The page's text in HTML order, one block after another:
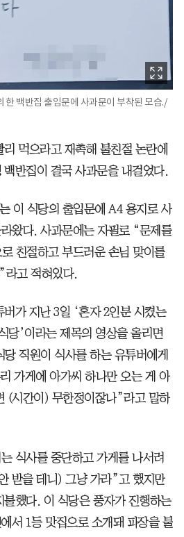
한 백반집 출입문에 사과문이 부착된 모습./
먹으라고 재촉해 불친절 논란에
반집이 결국 사과문을 내걸었다.
이 식당의 출입문에 A4 용지로 사
왔다. 사과문에는 자필로 “문제를
친절하고 부드러운 손님 맞이를
라고 적혀있다.
가 ​지난 3일 ‘혼자 2인분 시켰는
당’이라는 제목의 영상을 올리면
직원이 식사를 하는 유튜버에게
가게에 아가씨 하나만 오는 게 아
(시간이) 무한정이잖나”라고 말하
식사를 중단하고 가게를 나서려
받을 테니) 그냥 가라”고 했지만
불했다. 이 식당은 풍자가 진행하는
서 1등 맛집으로 소개돼 파장을 불